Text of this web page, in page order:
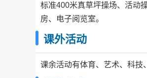
标准400米真草坪操场、活动
房、电子阅览室。
课外活动
课余活动有体育、艺术、科技